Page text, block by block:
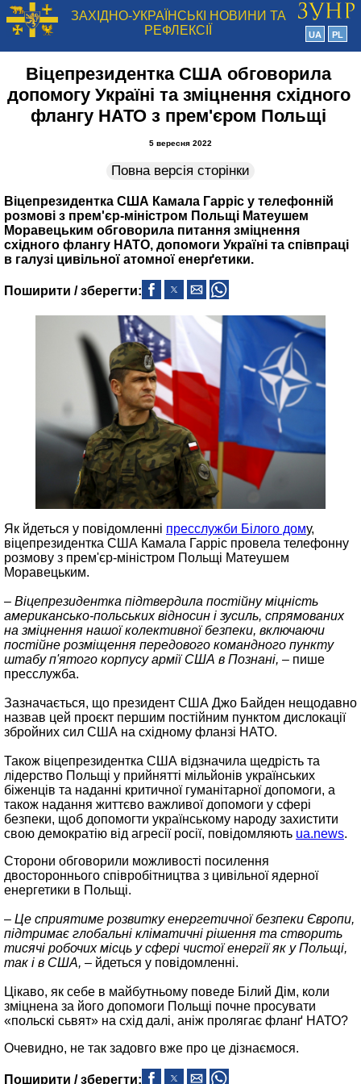
ЗАХІДНО-УКРАЇНСЬКІ НОВИНИ ТА
РЕФЛЕКСІЇ
UA PL
Віцепрезидентка США обговорила
допомогу Україні та зміцнення східного
флангу НАТО з прем'єром Польщі
5 вересня 2022
Повна версія сторінки
Віцепрезидентка США Камала Гарріс у телефонній
розмові з прем'єр-міністром Польщі Матеушем
Моравецьким обговорила питання зміцнення
східного флангу НАТО, допомоги Україні та співпраці
в галузі цивільної атомної енерґетики.
Поширити / зберегти:
Як йдеться у повідомленні пресслужби Білого дому,
віцепрезидентка США Камала Гарріс провела телефонну
розмову з прем'єр-міністром Польщі Матеушем
Моравецьким.
– Віцепрезидентка підтвердила постійну міцність
американсько-польських відносин і зусиль, спрямованих
на зміцнення нашої колективної безпеки, включаючи
постійне розміщення передового командного пункту
штабу п'ятого корпусу армії США в Познані, – пише
пресслужба.
Зазначається, що президент США Джо Байден нещодавно
назвав цей проєкт першим постійним пунктом дислокації
збройних сил США на східному фланзі НАТО.
Також віцепрезидентка США відзначила щедрість та
лідерство Польщі у прийнятті мільйонів українських
біженців та наданні критичної гуманітарної допомоги, а
також надання життєво важливої ​​допомоги у сфері
безпеки, щоб допомогти українському народу захистити
свою демократію від агресії росії, повідомляють ua.news.
Сторони обговорили можливості посилення
двостороннього співробітництва з цивільної ядерної
енергетики в Польщі.
– Це сприятиме розвитку енергетичної безпеки Європи,
підтримає глобальні кліматичні рішення та створить
тисячі робочих місць у сфері чистої енергії як у Польщі,
так і в США, – йдеться у повідомленні.
Цікаво, як себе в майбутньому поведе Білий Дім, коли
зміцнена за його допомоги Польщі почне просувати
«польскі сьвят» на схід далі, аніж пролягає фланґ НАТО?
Очевидно, не так задовго вже про це дізнаємося.
Поширити / зберегти: